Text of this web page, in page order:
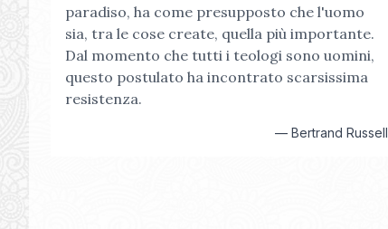
paradiso, ha come presupposto che l'uomo
sia, tra le cose create, quella più importante.
Dal momento che tutti i teologi sono uomini,
questo postulato ha incontrato scarsissima
resistenza.
—Bertrand Russell